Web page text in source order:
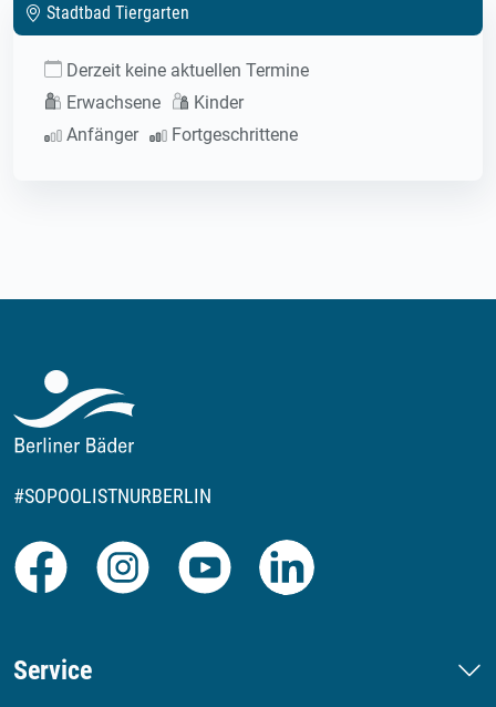
Stadtbad Tiergarten
Derzeit keine aktuellen Termine
Erwachsene
Kinder
Anfänger
Fortgeschrittene
#SOPOOLISTNURBERLIN
Facebook Instagram Youtube
Service